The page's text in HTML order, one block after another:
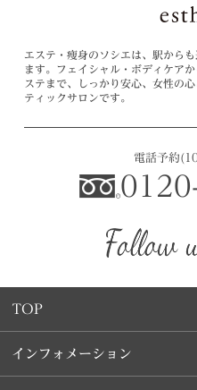
エステ・痩身のソシエは、駅から
ます。フェイシャル・ボディケア
ステまで、しっかり安心、女性の
ティックサロンです。
電話予約
TOP
インフォメーション